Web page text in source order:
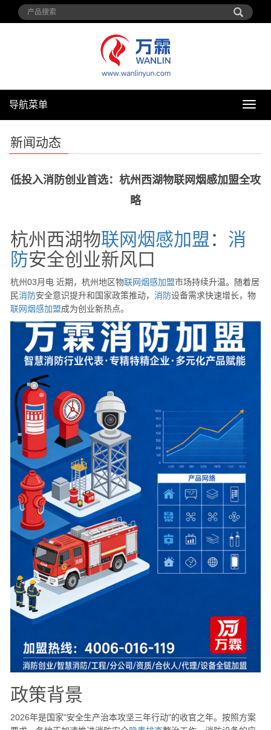
导
导航菜单
新闻动态
低投入消防创业首选：杭州西湖物联网烟感加盟全攻
略
杭州西湖物联网烟感加盟 ： 消
防安全创业新风口
杭州03月电 近期，杭州地区物联网烟感加盟市场持续升温。随着居
民消防安全意识提升和国家政策推动， 消防设备需求快速增长，物
联网烟感加盟成为创业新热点。
政策背景
2026年是国家"安全生产治本攻坚三年行动"的收官之年。按照方案